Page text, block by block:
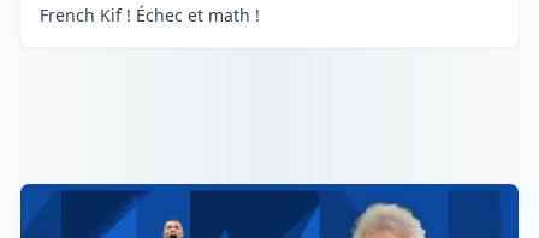
French Kif ! Échec et math !